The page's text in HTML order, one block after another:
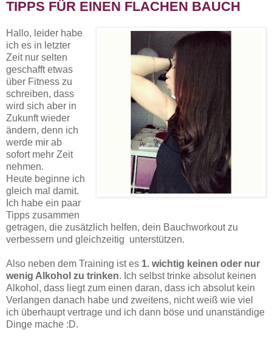
TIPPS FÜR EINEN FLACHEN BAUCH
Hallo, leider habe
ich es in letzter
Zeit nur selten
geschafft etwas
über Fitness zu
schreiben, dass
wird sich aber in
Zukunft wieder
ändern, denn ich
werde mir ab
sofort mehr Zeit
nehmen.
Heute beginne ich
gleich mal damit.
Ich habe ein paar
Tipps zusammen
getragen, die zusätzlich helfen, dein Bauchworkout zu
verbessern und gleichzeitig unterstützen.
Also neben dem Training ist es 1. wichtig keinen oder nur
wenig Alkohol zu trinken. Ich selbst trinke absolut keinen
Alkohol, dass liegt zum einen daran, dass ich absolut kein
Verlangen danach habe und zweitens, nicht weiß wie viel
ich überhaupt vertrage und ich dann böse und unanständige
Dinge mache :D.